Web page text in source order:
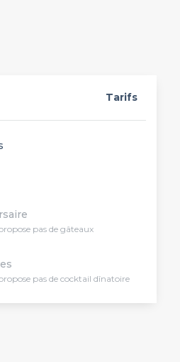
Tarifs
pas de gâteaux
pas de cocktail dînatoire